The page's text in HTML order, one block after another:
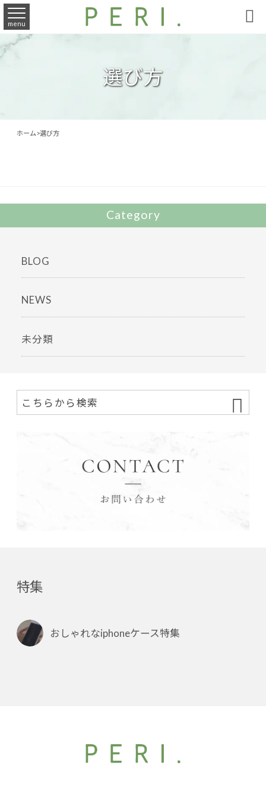
menu 
選び方
ホーム>選び方
Category
BLOG
NEWS
未分類
特集
おしゃれなiphoneケース特集